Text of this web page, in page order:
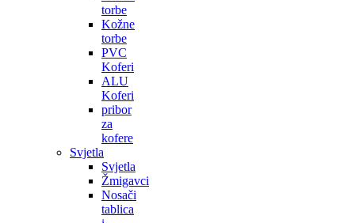
torbe
Kožne
torbe
PVC
Koferi
ALU
Koferi
pribor
za
kofere
Svjetla
Svjetla
Žmigavci
Nosači
tablica